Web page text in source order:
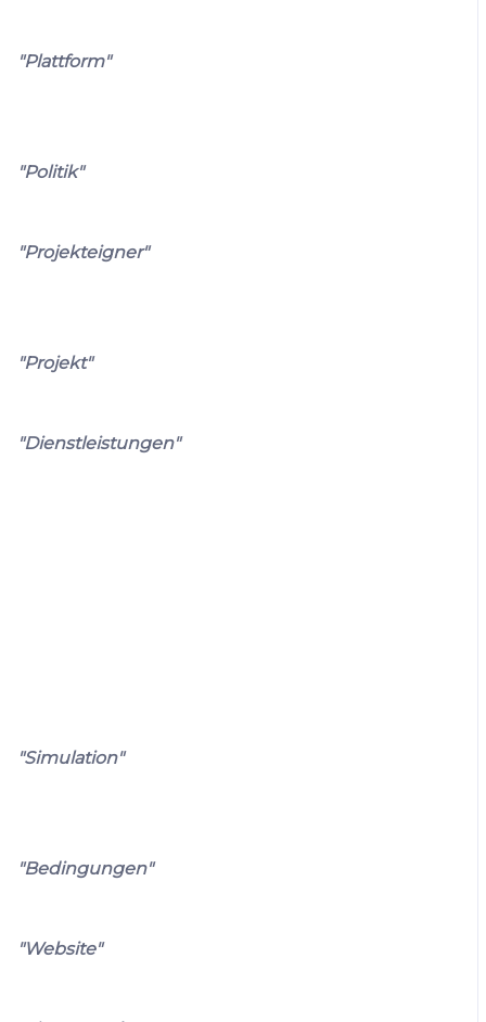
"Plattform"
"Politik"
"Projekteigner"
"Projekt"
"Dienstleistungen"
"Simulation"
"Bedingungen"
"Website"